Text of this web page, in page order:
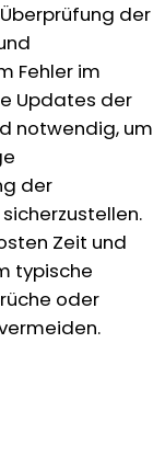
der
Fehler im
Updates der
notwendig, um
der
Zeit und
typische
oder